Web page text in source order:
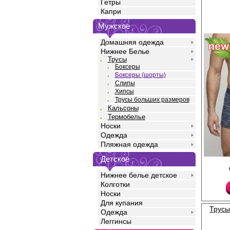
Гетры
Капри
Мужское
Домашняя одежда
Нижнее Белье
Трусы
Боксеры
Боксеры (шорты)
Слипы
Хипсы
Трусы больших размеров
Кальсоны
Термобелье
Носки
Одежда
Пляжная одежда
Детское
Нижнее белье детское
Колготки
Носки
Для купания
Одежда
Леггинсы
принтом по всему
полотну, из
добавлением
прочность и
идеальное
среднюю посадку,
открытую резинку
логотипом,
Модель полностью